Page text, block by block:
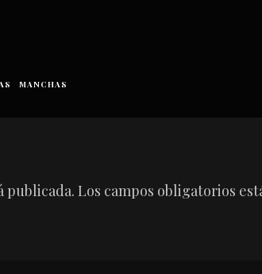
MANCHAS
publicada. Los campos obligatorios